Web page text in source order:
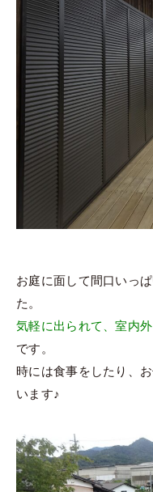
お庭に面して間口いっ
た。
気軽に出られて、室内
です。
時には食事をしたり、
います♪